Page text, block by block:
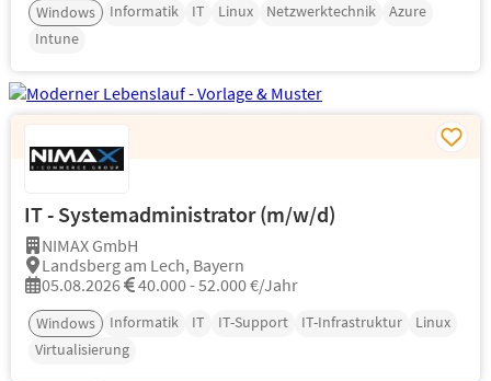
Windows Informatik IT Linux Netzwerktechnik
Azure
Intune
IT - Systemadministrator (m/w/d)
NIMAX GmbH
Landsberg am Lech, Bayern
05.08.2026
40.000 - 52.000 €/Jahr
Windows Informatik IT IT-Support IT-Infrastruktur
Linux
Virtualisierung